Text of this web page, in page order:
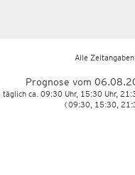
Alle
Prognose vom
täglich ca. 09:30 Uhr, 15:30 Uhr,
(09:30, 15:30,